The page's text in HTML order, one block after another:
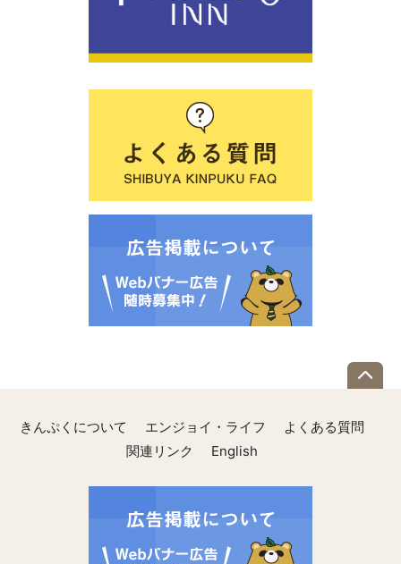
きんぷくについて エンジョイ・ライフ
よくある質問
関連リンク
English